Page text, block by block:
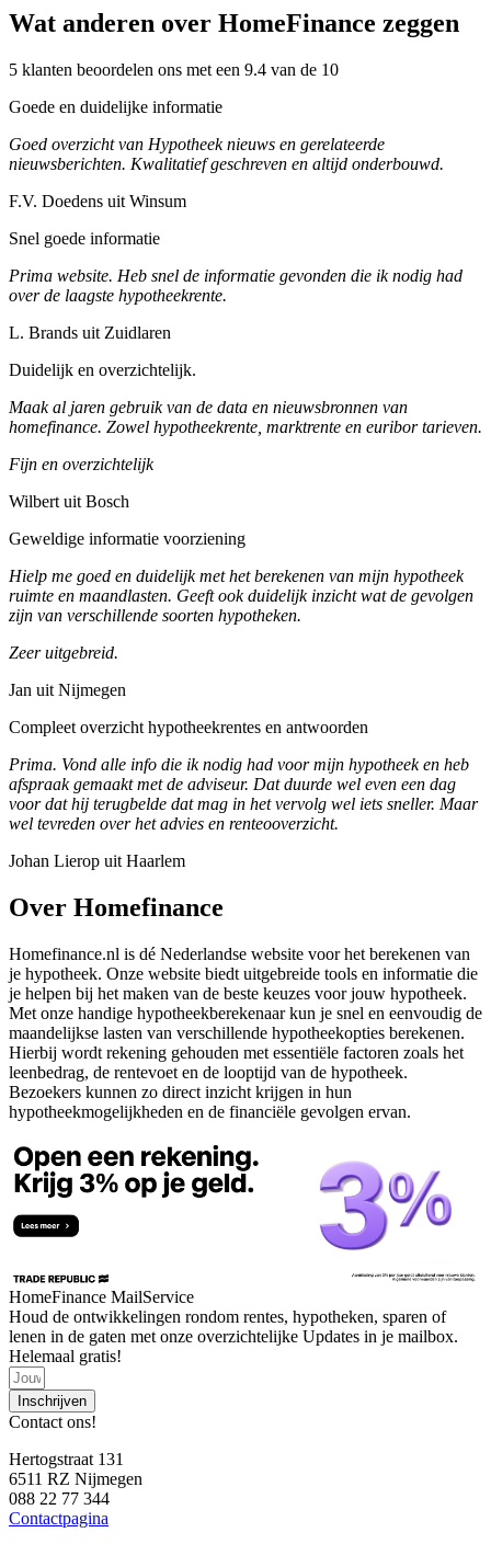
Wat anderen over HomeFinance zeggen
5 klanten beoordelen ons met een 9.4 van de 10
Goede en duidelijke informatie
Goed overzicht van Hypotheek nieuws en gerelateerde
nieuwsberichten. Kwalitatief geschreven en altijd onderbouwd.
F.V. Doedens uit Winsum
Snel goede informatie
Prima website. Heb snel de informatie gevonden die ik nodig had
over de laagste hypotheekrente.
L. Brands uit Zuidlaren
Duidelijk en overzichtelijk.
Maak al jaren gebruik van de data en nieuwsbronnen van
homefinance. Zowel hypotheekrente, marktrente en euribor tarieven.
Fijn en overzichtelijk
Wilbert uit Bosch
Geweldige informatie voorziening
Hielp me goed en duidelijk met het berekenen van mijn hypotheek
ruimte en maandlasten. Geeft ook duidelijk inzicht wat de gevolgen
zijn van verschillende soorten hypotheken.
Zeer uitgebreid.
Jan uit Nijmegen
Compleet overzicht hypotheekrentes en antwoorden
Prima. Vond alle info die ik nodig had voor mijn hypotheek en heb
afspraak gemaakt met de adviseur. Dat duurde wel even een dag
voor dat hij terugbelde dat mag in het vervolg wel iets sneller. Maar
wel tevreden over het advies en renteooverzicht.
Johan Lierop uit Haarlem
Over Homefinance
Homefinance.nl is dé Nederlandse website voor het berekenen van
je hypotheek. Onze website biedt uitgebreide tools en informatie die
je helpen bij het maken van de beste keuzes voor jouw hypotheek.
Met onze handige hypotheekberekenaar kun je snel en eenvoudig de
maandelijkse lasten van verschillende hypotheekopties berekenen.
Hierbij wordt rekening gehouden met essentiële factoren zoals het
leenbedrag, de rentevoet en de looptijd van de hypotheek.
Bezoekers kunnen zo direct inzicht krijgen in hun
hypotheekmogelijkheden en de financiële gevolgen ervan.
HomeFinance MailService
Houd de ontwikkelingen rondom rentes, hypotheken, sparen of
lenen in de gaten met onze overzichtelijke Updates in je mailbox.
Helemaal gratis!
Inschrijven
Contact ons!
Hertogstraat 131
6511 RZ Nijmegen
088 22 77 344
Contactpagina